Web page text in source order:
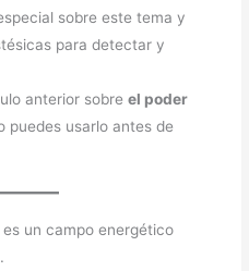
sobre este tema y
para detectar y
anterior sobreel poder
puedes usarlo antes de
un campo energético